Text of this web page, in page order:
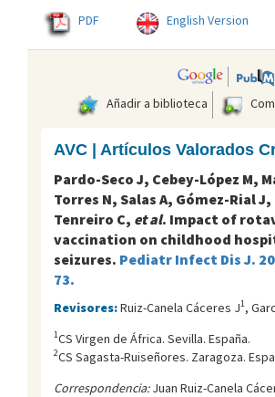
PDF English Version
Añadir a biblioteca
AVC | Artículos Valorados
Pardo-Seco J, Cebey-López M,
Torres N, Salas A, Gómez-Rial
Tenreiro C, et al. Impact of
vaccination on childhood
seizures. Pediatr Infect Dis J.
73.
Revisores:Ruiz-Canela Cáceres J1,
1CS Virgen de África. Sevilla. España.
2CS Sagasta-Ruiseñores. Zaragoza.
Correspondencia:Juan Ruiz-Canela